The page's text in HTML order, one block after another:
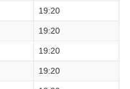
19:20
19:20
19:20
19:20